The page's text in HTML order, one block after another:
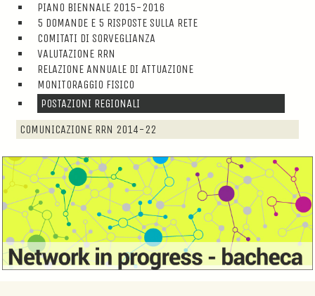
PIANO BIENNALE 2015-2016
5 DOMANDE E 5 RISPOSTE SULLA RETE
COMITATI DI SORVEGLIANZA
VALUTAZIONE RRN
RELAZIONE ANNUALE DI ATTUAZIONE
MONITORAGGIO FISICO
POSTAZIONI REGIONALI
COMUNICAZIONE RRN 2014-22